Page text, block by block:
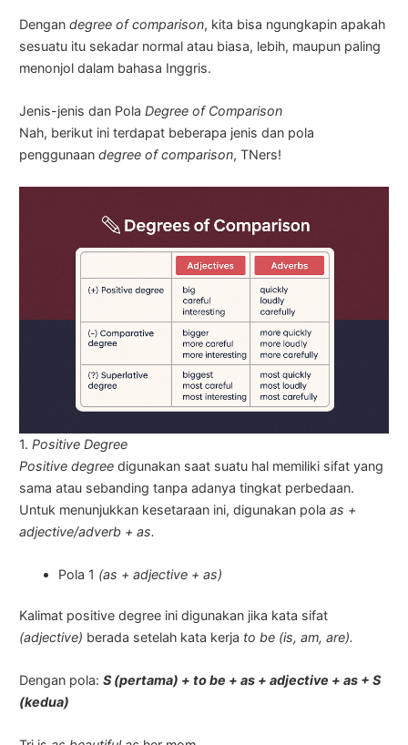
Dengandegree of comparison, kita bisa ngungkapin apakah
sesuatu itu sekadar normal atau biasa, lebih, maupun paling
menonjol dalam bahasa Inggris.
Jenis-jenis dan PolaDegree of Comparison
Nah, berikut ini terdapat beberapa jenis dan pola
penggunaandegree of comparison, TNers!
1. Positive Degree
Positive degreedigunakan saat suatu hal memiliki sifat yang
sama atau sebanding tanpa adanya tingkat perbedaan.
Untuk menunjukkan kesetaraan ini, digunakan polaas +
adjective/adverb + as.
Pola 1 (as + adjective + as)
Kalimat positive degree ini digunakan jika kata sifat
(adjective) berada setelah kata kerja to be (is, am, are).
Dengan pola:S (pertama) + to be + as + adjective + as + S
(kedua)